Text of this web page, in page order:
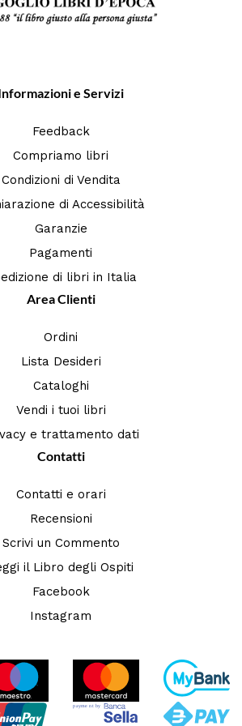
e Servizi
Feedback
Compriamo libri
Condizioni di Vendita
di Accessibilità
Garanzie
Pagamenti
di libri in Italia
Area Clienti
Ordini
Lista Desideri
Cataloghi
Vendi i tuoi libri
e trattamento dati
Contatti
Contatti e orari
Recensioni
Scrivi un Commento
il Libro degli Ospiti
Facebook
Instagram